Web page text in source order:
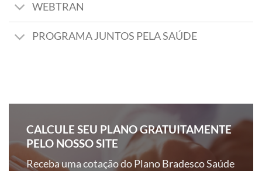
WEBTRAN
PROGRAMA JUNTOS PELA SAÚDE
CALCULE SEU PLANO GRATUITAMENTE
PELO NOSSO SITE
Receba uma cotação do Plano Bradesco Saúde